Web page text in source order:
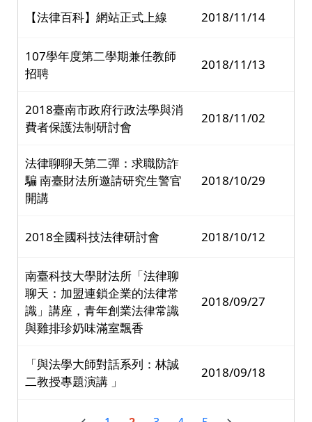
【法律百科】網站正式上線 2018/11/14
107學年度第二學期兼任教師
招聘
2018/11/13
2018臺南市政府行政法學與消
費者保護法制研討會
2018/11/02
法律聊聊天第二彈：求職防詐
騙 南臺財法所邀請研究生警官
開講
2018/10/29
2018全國科技法律研討會 2018/10/12
南臺科技大學財法所「法律聊
聊天：加盟連鎖企業的法律常
識」講座，青年創業法律常識
與雞排珍奶味滿室飄香
2018/09/27
「與法學大師對話系列：林誠
二教授專題演講 」
2018/09/18